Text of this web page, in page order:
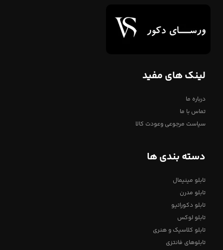
لینک های مفید
درباره ما
تماس با ما
سیاست مرجوعی وعودت کالا
دسته بندی ها
تابلو مینیمال
تابلو مدرن
تابلو دکوراتیو
تابلو لوکس
تابلو کلاسیک و هنری
تابلوهای فانتزی